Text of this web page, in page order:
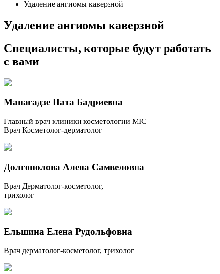
Удаление ангиомы каверзной
Удаление ангиомы каверзной
Специалисты, которые будут работать
с вами
Манагадзе Ната Бадриевна
Главный врач клиники косметологии MIC
Врач Косметолог-дерматолог
Долгополова Алена Самвеловна
Врач Дерматолог-косметолог,
трихолог
Ельшина Елена Рудольфовна
Врач дерматолог-косметолог, трихолог